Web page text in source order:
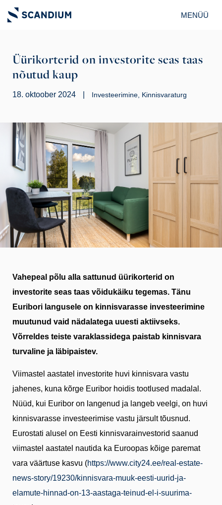
MENÜÜ
Üürikorterid on investorite seas taas
nõutud kaup
18. oktoober 2024 Investeerimine Kinnisvaraturg
Vahepeal põlu alla sattunud üürikorterid on
investorite seas taas võidukäiku tegemas. Tänu
Euribori langusele on kinnisvarasse investeerimine
muutunud vaid nädalatega uuesti aktiivseks.
Võrreldes teiste varaklassidega paistab kinnisvara
turvaline ja läbipaistev.
Viimastel aastatel investorite huvi kinnisvara vastu
jahenes, kuna kõrge Euribor hoidis tootlused madalal.
Nüüd, kui Euribor on langenud ja langeb veelgi, on huvi
kinnisvarasse investeerimise vastu järsult tõusnud.
Eurostati alusel on Eesti kinnisvarainvestorid saanud
viimastel aastatel nautida ka Euroopas kõige paremat
vara väärtuse kasvu (https://www.city24.ee/real-estate-
news-story/19230/kinnisvara-muuk-eesti-uurid-ja-
elamute-hinnad-on-13-aastaga-teinud-el-i-suurima-